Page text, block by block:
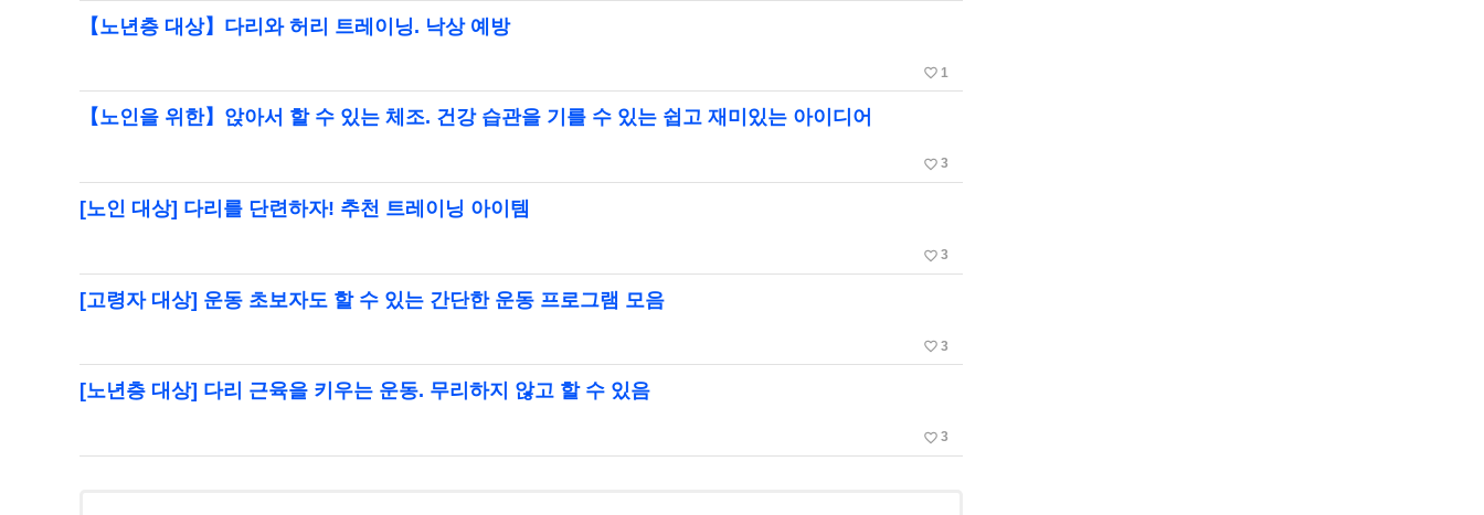
【노년층 대상】다리와 허리 트레이닝. 낙상 예방
favorite_border 1
【노인을 위한】앉아서 할 수 있는 체조. 건강 습관을 기를 수 있는 쉽고 재미있는 아이디어
favorite_border 3
[노인 대상] 다리를 단련하자! 추천 트레이닝 아이템
favorite_border 3
[고령자 대상] 운동 초보자도 할 수 있는 간단한 운동 프로그램 모음
favorite_border 3
[노년층 대상] 다리 근육을 키우는 운동. 무리하지 않고 할 수 있음
favorite_border 3